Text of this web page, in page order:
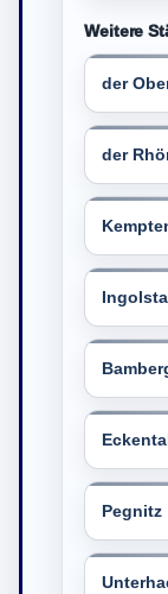
Weitere
der
der
Pegnitz